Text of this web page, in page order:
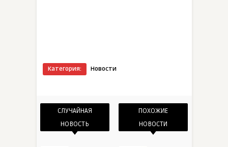
Категория: Новости
СЛУЧАЙНАЯ
НОВОСТЬ
ПОХОЖИЕ
НОВОСТИ